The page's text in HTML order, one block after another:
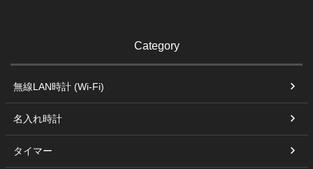
Category
無線LAN時計 (Wi-Fi)
名入れ時計
タイマー